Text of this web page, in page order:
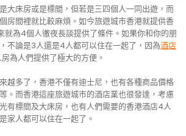
大床房或是標間，但若是三四個人一同出遊，而
房間裡就比較麻煩。如今旅遊城市香港就提供香
就為4個人徹夜長談提供了條件。如果你和你的朋
不論是3人還是4人都可以住在一起了，因為酒店
為人們提供了極大的方便。
越多了，香港不僅有迪士尼，也有各種商品價格
。而香港這座旅遊城市的酒店業也很發達，考慮
有標間及大床房，也有人們需要的香港酒店4人
家人都可以住在一起了。